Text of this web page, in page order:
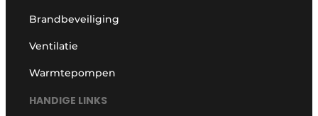
Brandbeveiliging
Ventilatie
Warmtepompen
HANDIGE LINKS